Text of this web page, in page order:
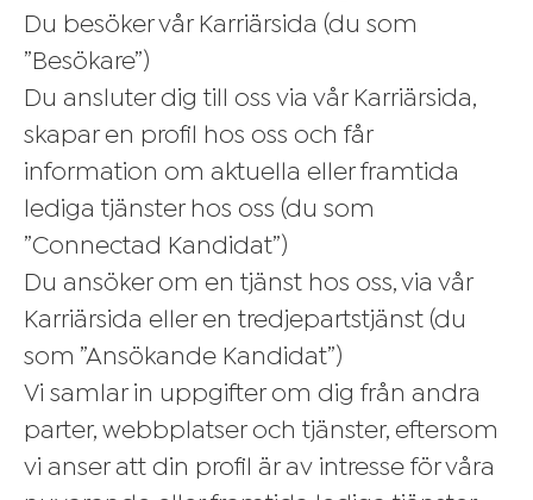
Du besöker vår Karriärsida (du som
”Besökare”)
Du ansluter dig till oss via vår Karriärsida,
skapar en profil hos oss och får
information om aktuella eller framtida
lediga tjänster hos oss (du som
”Connectad Kandidat”)
Du ansöker om en tjänst hos oss, via vår
Karriärsida eller en tredjepartstjänst (du
som ”Ansökande Kandidat”)
Vi samlar in uppgifter om dig från andra
parter, webbplatser och tjänster, eftersom
vi anser att din profil är av intresse för våra